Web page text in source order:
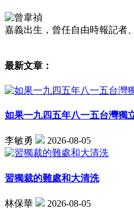
嘉義出生，曾任自由時報記者
最新文章：
如果一九四五年八一五台灣獨
李敏勇 2026-08-05
習獨裁的難處和大清洗
林保華 2026-08-05